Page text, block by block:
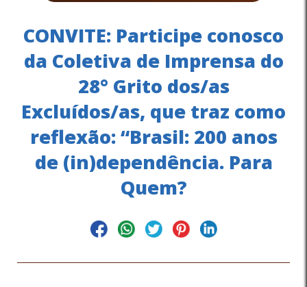
CONVITE: Participe conosco
da Coletiva de Imprensa do
28° Grito dos/as
Excluídos/as, que traz como
reflexão: “Brasil: 200 anos
de (in)dependência. Para
Quem?